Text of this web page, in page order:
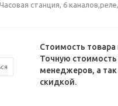
станция, 6
Стоимость товара
Точную
менеджеров, а
скидкой.